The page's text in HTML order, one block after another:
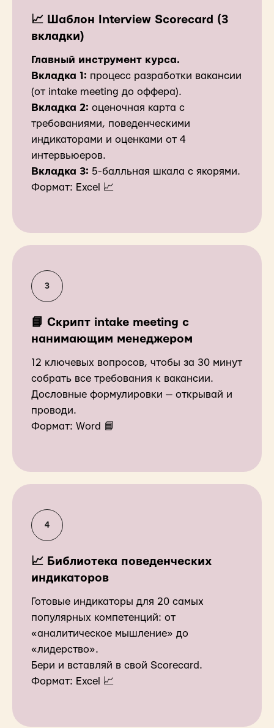
📈 Шаблон Interview Scorecard (3
вкладки)
Главный инструмент курса.
Вкладка 1: процесс разработки вакансии
(от intake meeting до оффера).
Вкладка 2: оценочная карта с
требованиями, поведенческими
индикаторами и оценками от 4
интервьюеров.
Вкладка 3: 5-балльная шкала с якорями.
Формат: Excel 📈
📘 Скрипт intake meeting с
нанимающим менеджером
12 ключевых вопросов, чтобы за 30 минут
собрать все требования к вакансии.
Дословные формулировки — открывай и
проводи.
Формат: Word 📘
📈 Библиотека поведенческих
индикаторов
Готовые индикаторы для 20 самых
популярных компетенций: от
«аналитическое мышление» до
«лидерство».
Бери и вставляй в свой Scorecard.
Формат: Excel 📈